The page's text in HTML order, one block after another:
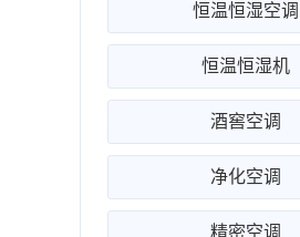
恒温恒湿空调
恒温恒湿机
酒窖空调
净化空调
精密空调